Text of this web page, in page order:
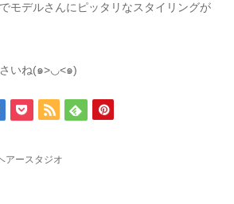
モデルさんにピッタリなスタイリングが
いね(๑>◡<๑)
アースタジオ